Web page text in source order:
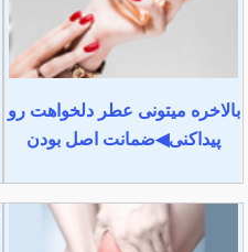
بالاخره میتونی عطر دلخواهت رو
پیداکنی◀ضمانت اصل بودن